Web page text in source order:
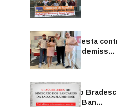
Sindicato protesta
agências e as demiss…
Mai 13, 2026
Funcionário do
Sindicato dos Ban…